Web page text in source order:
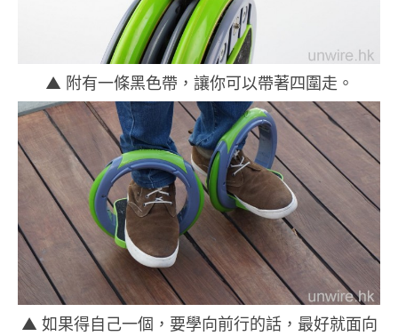
▲ 附有一條黑色帶，讓你可以帶著四圍走。
▲ 如果得自己一個，要學向前行的話，最好就面向